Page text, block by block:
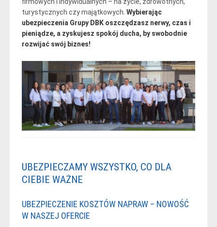
turystycznych czy majątkowych. Wybierając
ubezpieczenia Grupy DBK oszczędzasz nerwy, czas i
pieniądze, a zyskujesz spokój ducha, by swobodnie
rozwijać swój biznes!
UBEZPIECZAMY WSZYSTKO, CO DLA
CIEBIE WAŻNE
UBEZPIECZENIE KOSZTÓW NAPRAW – NOWOŚĆ
W NASZEJ OFERCIE